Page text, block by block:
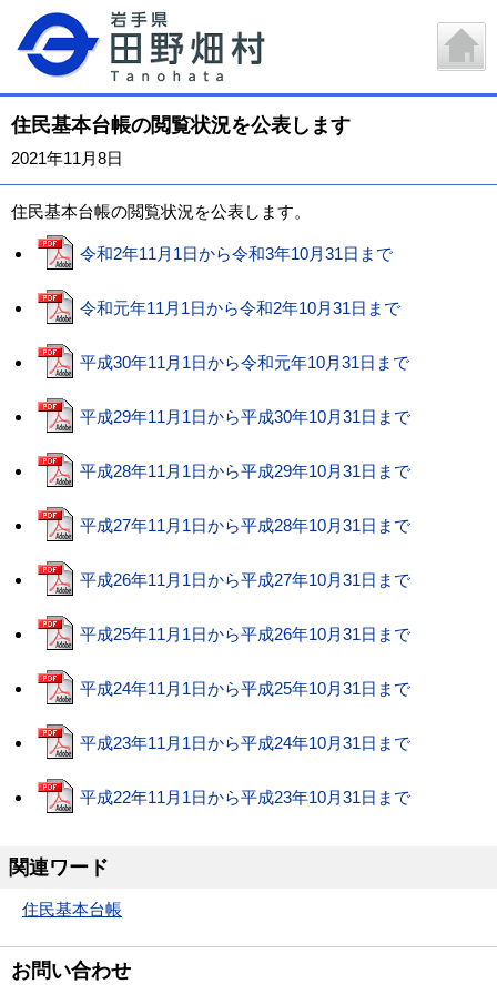
住民基本台帳の閲覧状況を公表します
2021年11月8日
住民基本台帳の閲覧状況を公表します。
令和2年11月1日から令和3年10月31日まで
令和元年11月1日から令和2年10月31日まで
平成30年11月1日から令和元年10月31日まで
平成29年11月1日から平成30年10月31日まで
平成28年11月1日から平成29年10月31日まで
平成27年11月1日から平成28年10月31日まで
平成26年11月1日から平成27年10月31日まで
平成25年11月1日から平成26年10月31日まで
平成24年11月1日から平成25年10月31日まで
平成23年11月1日から平成24年10月31日まで
平成22年11月1日から平成23年10月31日まで
関連ワード
住民基本台帳
お問い合わせ